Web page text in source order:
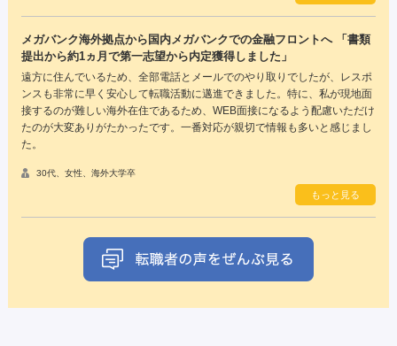
メガバンク海外拠点から国内メガバンクでの金融フロントへ 「書類
提出から約1ヵ月で第一志望から内定獲得しました」
遠方に住んでいるため、全部電話とメールでのやり取りでしたが、レスポ
ンスも非常に早く安心して転職活動に邁進できました。特に、私が現地面
接するのが難しい海外在住であるため、WEB面接になるよう配慮いただけ
たのが大変ありがたかったです。一番対応が親切で情報も多いと感じまし
た。
30代、女性、海外大学卒
もっと見る